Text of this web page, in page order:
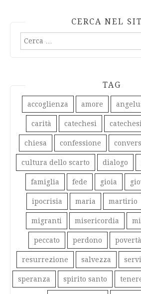
CERCA NEL
Ricerca
per:
TAG
accoglienza amore
carità catechesi
chiesa confessione
cultura dello scarto dialogo
famiglia fede gioia
ipocrisia maria martirio
migranti misericordia
peccato perdono povertà
resurrezione salvezza
speranza spirito santo